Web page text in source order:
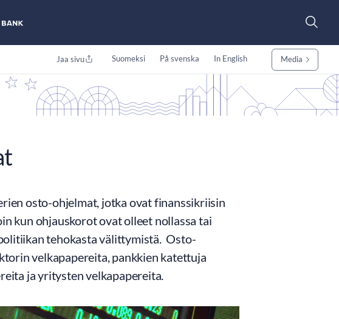
Jaa sivu Suomeksi På svenska In English Media
osto-ohjelmat, jotka ovat finanssikriisin
kun ohjauskorot ovat olleet nollassa tai
tehokasta välittymistä. Osto-
velkapapereita, pankkien katettuja
ja yritysten velkapapereita.